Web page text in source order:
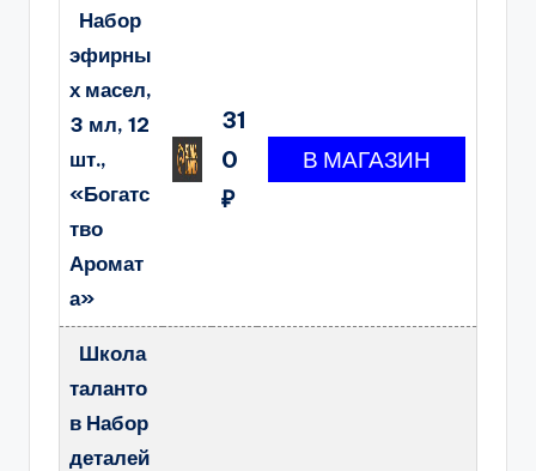
Набор
эфирны
х масел,
3 мл, 12
шт.,
«Богатс
тво
Аромат
а»
31
0
₽
Школа
таланто
в Набор
деталей